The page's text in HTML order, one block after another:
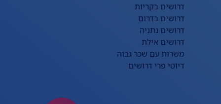
דרושים בקריות
דרושים בדרום
דרושים נתניה
דרושים אילת
משרות עם שכר גבוה
דיוטי פרי דרושים